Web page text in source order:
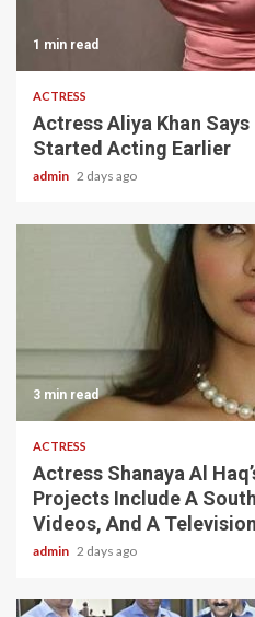
1 min read
ACTRESS
Actress Aliya Khan Says
Started Acting Earlier
admin 2 days ago
3 min read
ACTRESS
Actress Shanaya Al
Projects Include A
Videos, And A
admin 2 days ago